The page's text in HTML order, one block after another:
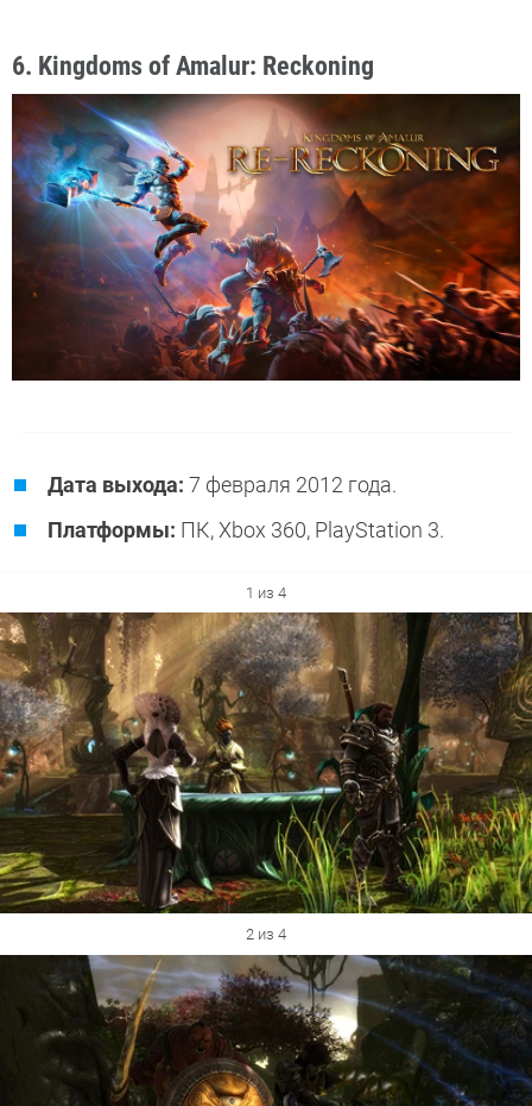
6. Kingdoms of Amalur: Reckoning
Дата выхода: 7 февраля 2012 года.
Платформы: ПК, Xbox 360, PlayStation 3.
1 из 4
2 из 4